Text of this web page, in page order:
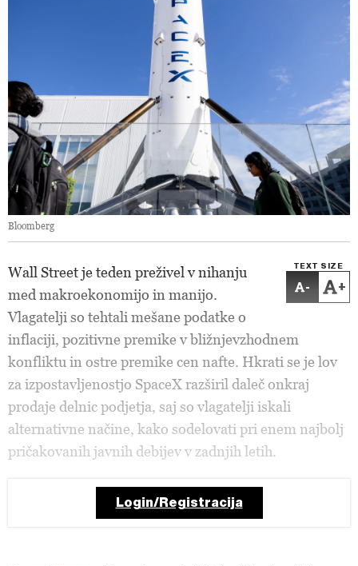
Bloomberg
TEXT SIZE
- +
Wall Street je teden preživel v nihanju
med makroekonomijo in manijo.
Vlagatelji so tehtali mešane podatke o
inflaciji, pozitivne premike v bližnjevzhodnem
konfliktu in ostre premike cen nafte. Hkrati se je lov
za izpostavljenostjo SpaceX razširil daleč onkraj
prodaje delnic podjetja, saj so vlagatelji iskali
alternativne načine, kako sodelovati pri enem najbolj
pričakovanih javnih debijev v zadnjih letih.
Login/Registracija